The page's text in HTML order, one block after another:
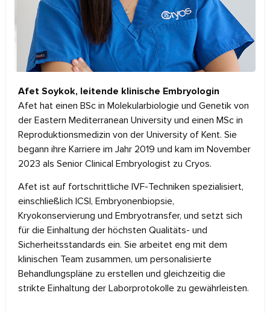
Afet Soykok, leitende klinische Embryologin
Afet hat einen BSc in Molekularbiologie und Genetik von
der Eastern Mediterranean University und einen MSc in
Reproduktionsmedizin von der University of Kent. Sie
begann ihre Karriere im Jahr 2019 und kam im November
2023 als Senior Clinical Embryologist zu Cryos.
Afet ist auf fortschrittliche IVF-Techniken spezialisiert,
einschließlich ICSI, Embryonenbiopsie,
Kryokonservierung und Embryotransfer, und setzt sich
für die Einhaltung der höchsten Qualitäts- und
Sicherheitsstandards ein. Sie arbeitet eng mit dem
klinischen Team zusammen, um personalisierte
Behandlungspläne zu erstellen und gleichzeitig die
strikte Einhaltung der Laborprotokolle zu gewährleisten.